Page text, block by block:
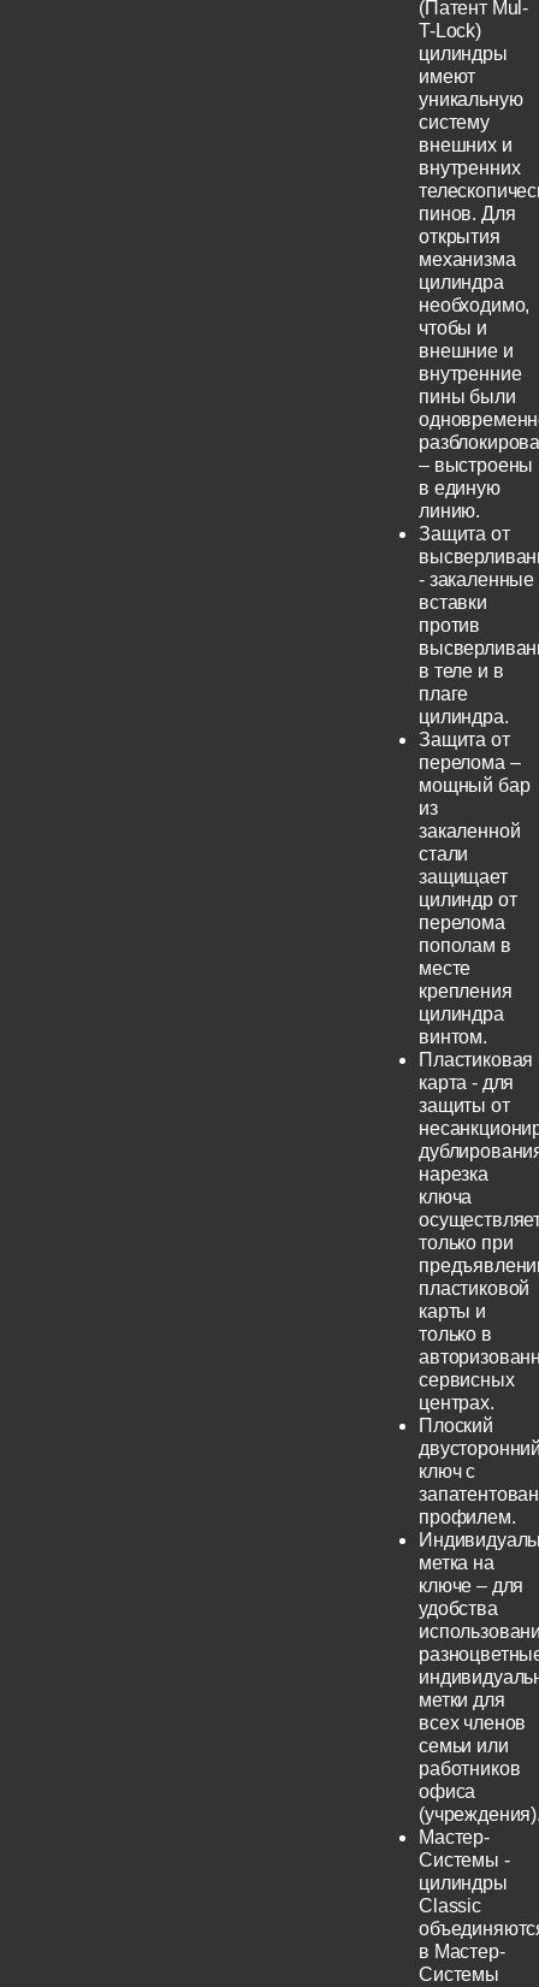
(Патент Mul-
T-Lock)
цилиндры
имеют
уникальную
систему
внешних и
внутренних
пинов. Для
открытия
механизма
цилиндра
необходимо,
чтобы и
внешние и
внутренние
пины были
– выстроены
в единую
линию.
Защита от
- закаленные
вставки
против
в теле и в
плаге
цилиндра.
Защита от
перелома –
мощный бар
из
закаленной
стали
защищает
цилиндр от
перелома
пополам в
месте
крепления
цилиндра
винтом.
Пластиковая
карта - для
защиты от
нарезка
ключа
только при
пластиковой
карты и
только в
сервисных
центрах.
Плоский
ключ с
профилем.
метка на
ключе – для
удобства
метки для
всех членов
семьи или
работников
офиса
Мастер-
Системы -
цилиндры
Classic
в Мастер-
Системы